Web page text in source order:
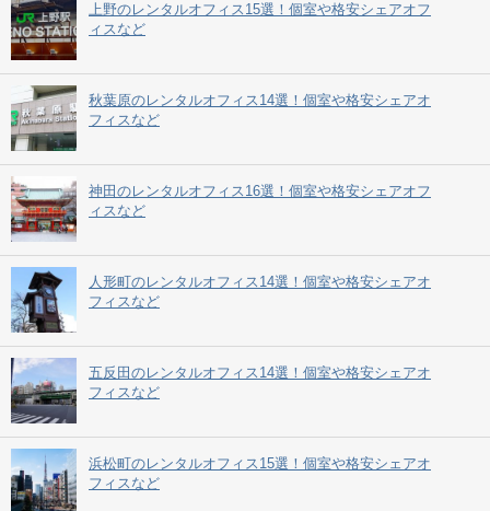
上野のレンタルオフィス15選！個室や格安シェアオフ
ィスなど
秋葉原のレンタルオフィス14選！個室や格安シェアオ
フィスなど
神田のレンタルオフィス16選！個室や格安シェアオフ
ィスなど
人形町のレンタルオフィス14選！個室や格安シェアオ
フィスなど
五反田のレンタルオフィス14選！個室や格安シェアオ
フィスなど
浜松町のレンタルオフィス15選！個室や格安シェアオ
フィスなど